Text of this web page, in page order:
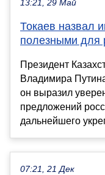
13:21, 29 Май
Токаев назвал
полезными для
Президент
Владимира
он выразил
предложений
дальнейшего
07:21, 21 Дек